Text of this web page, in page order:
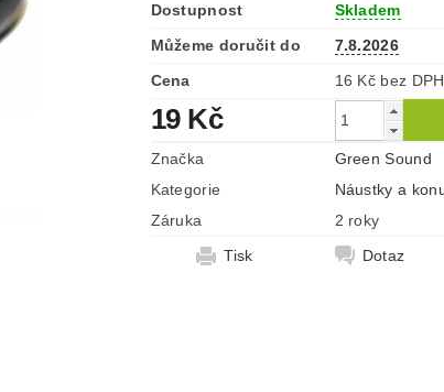
Dostupnost
Skladem
Můžeme doručit do
7.8.2026
Cena
16 Kč bez DPH
19 Kč
Značka
Green Sound
Kategorie
Náustky a
Záruka
2 roky
Tisk
Dotaz